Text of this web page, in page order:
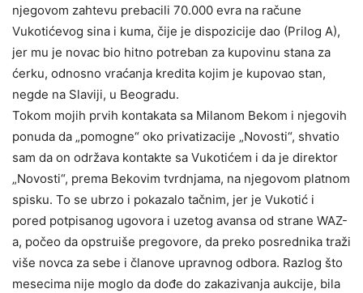
njegovom zahtevu prebacili 70.000 evra na račune
Vukotićevog sina i kuma, čije je dispozicije dao (Prilog A),
jer mu je novac bio hitno potreban za kupovinu stana za
ćerku, odnosno vraćanja kredita kojim je kupovao stan,
negde na Slaviji, u Beogradu.
Tokom mojih prvih kontakata sa Milanom Bekom i njegovih
ponuda da „pomogne“ oko privatizacije „Novosti“, shvatio
sam da on održava kontakte sa Vukotićem i da je direktor
„Novosti“, prema Bekovim tvrdnjama, na njegovom platnom
spisku. To se ubrzo i pokazalo tačnim, jer je Vukotić i
pored potpisanog ugovora i uzetog avansa od strane WAZ-
a, počeo da opstruiše pregovore, da preko posrednika traži
više novca za sebe i članove upravnog odbora. Razlog što
mesecima nije moglo da dođe do zakazivanja aukcije, bila